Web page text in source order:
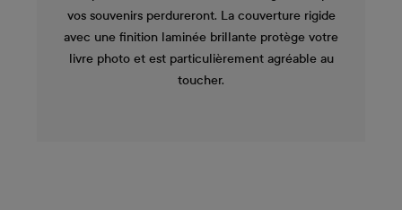
vos souvenirs perdureront. La couverture rigide
avec une finition laminée brillante protège votre
livre photo et est particulièrement agréable au
toucher.